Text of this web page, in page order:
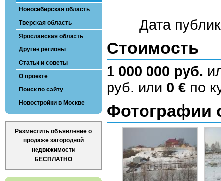
Новосибирская область
Тверская область
Ярославская область
Другие регионы
Статьи и советы
О проекте
Поиск по сайту
Новостройки в Москве
Разместить объявление о
продаже загородной
недвижимости
БЕСПЛАТНО
Дата
Стоимость
1 000 000 руб.
руб. или 0 € по
Фотографии